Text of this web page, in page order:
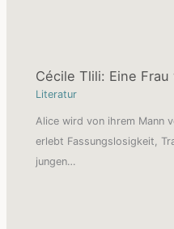
Cécile Tlili: Eine
Literatur
Alice wird von ihrem Mann
erlebt Fassungslosigkeit,
jungen…